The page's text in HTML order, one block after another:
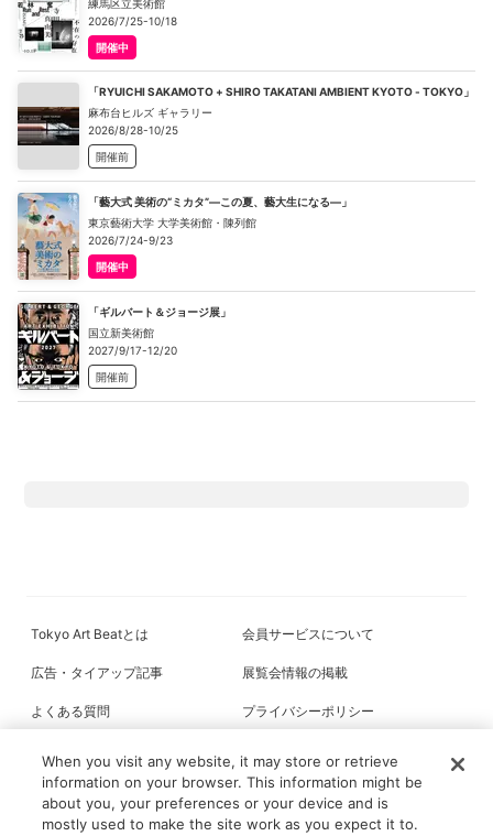
練馬区立美術館
2026/7/25-10/18
開催中
「RYUICHI SAKAMOTO + SHIRO TAKATANI AMBIENT KYOTO - TOKYO」
麻布台ヒルズ ギャラリー
2026/8/28-10/25
開催前
「藝大式 美術の“ミカタ”―この夏、藝大生になる―」
東京藝術大学 大学美術館・陳列館
2026/7/24-9/23
開催中
「ギルバート＆ジョージ展」
国立新美術館
2027/9/17-12/20
開催前
Tokyo Art Beatとは 会員サービスについて
広告・タイアップ記事 展覧会情報の掲載
よくある質問 プライバシーポリシー
When you visit any website, it may store or retrieve
information on your browser. This information might be
about you, your preferences or your device and is
mostly used to make the site work as you expect it to.